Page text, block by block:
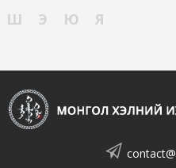
Ш
Э Ю Я